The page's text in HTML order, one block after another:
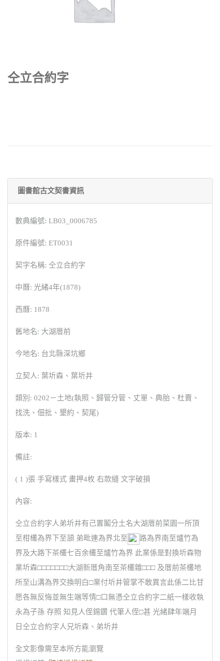
仝立合約字
圖書館古文契書資訊
數典編號: LB03_0006785
原件編號: ET0031
契字名稱: 仝立合約字
中曆: 光緒4年(1878)
西曆: 1878
舊地名: 大湖厝前
今地名: 台北縣深坑鄉
立契人: 葉圻森、葉圻井
類別: 0202－土地(執照、歸管分管、丈單、典胎、杜賣、
找洗、佃批、墾約、契尾)
版本: 1
備註:
( 1 )張 手寫樣式 畫押4枚 右款縫 文字破損
內容:
仝立合約字人弟圻井有己置鬮分土名大湖厝前菜園一所頂
至柑欉為界下至頷 弟毗連為界北至
路為界南至爐竹為
界及大路下茶欉七百余欉至爐竹為界 此業係是對換圻森物
業圻森□□□□□□□大湖新厝角南至茶欉雜□□□ 及厝前茶欉地
所至山溝為界交換明白□業付圻井管掌不敢異言此係二比甘
愿各無反悔並無生端等情□口無憑仝立合約字二紙一樣收執
永為子孫 存照 知見人侄錫鑽 代筆人侄□甚 光緒肆年端月
日仝立合約字人兄圻森、弟圻井
全文影像需至本所方能瀏覽